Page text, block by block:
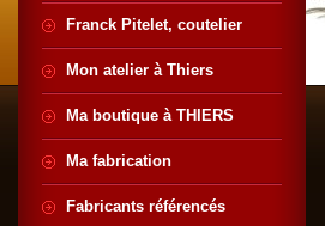
Franck Pitelet, coutelier
Mon atelier à Thiers
Ma boutique à THIERS
Ma fabrication
Fabricants référencés